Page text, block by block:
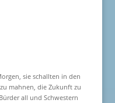
sie schallten in den
mahnen, die Zukunft zu
all und Schwestern